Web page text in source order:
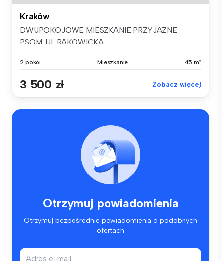
Kraków
DWUPOKOJOWE MIESZKANIE PRZYJAZNE
PSOM. UL.RAKOWICKA. ...
2 pokoi Mieszkanie 45 m²
3 500 zł Zobacz więcej
Otrzymuj powiadomienia
Otrzymuj bezpośrednie powiadomienia o podobnych
ofertach